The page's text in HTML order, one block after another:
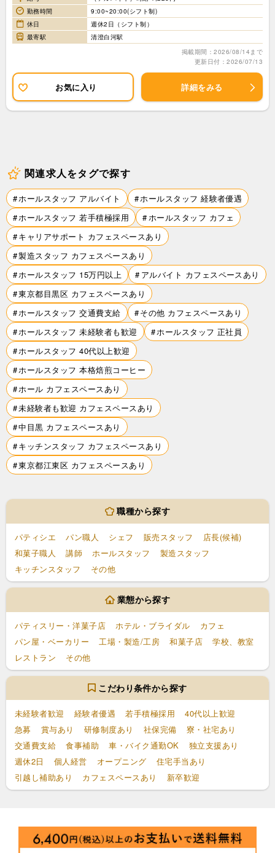
勤務時間
9:00~20:00(シフト制)
休日
週休2日（シフト制）
最寄駅
清澄白河駅
掲載期間：2026/08/14まで
更新日付：2026/07/13
お気に入り 詳細をみる
関連求人をタグで探す
ホールスタッフ アルバイト
ホールスタッフ 経験者優遇
ホールスタッフ 若手積極採用
ホールスタッフ カフェ
キャリアサポート カフェスペースあり
製造スタッフ カフェスペースあり
ホールスタッフ 15万円以上
アルバイト カフェスペースあり
東京都目黒区 カフェスペースあり
ホールスタッフ 交通費支給
その他 カフェスペースあり
ホールスタッフ 未経験者も歓迎
ホールスタッフ 正社員
ホールスタッフ 40代以上歓迎
ホールスタッフ 本格焙煎コーヒー
ホール カフェスペースあり
未経験者も歓迎 カフェスペースあり
中目黒 カフェスペースあり
キッチンスタッフ カフェスペースあり
東京都江東区 カフェスペースあり
職種から探す
パティシエ パン職人 シェフ 販売スタッフ
店長(候補)
和菓子職人
講師 ホールスタッフ
製造スタッフ
キッチンスタッフ
その他
業態から探す
パティスリー・洋菓子店 ホテル・ブライダル
カフェ
パン屋・ベーカリー
工場・製造/工房 和菓子店
学校、教室
レストラン
その他
こだわり条件から探す
未経験者歓迎 経験者優遇 若手積極採用
40代以上歓迎
急募
賞与あり 研修制度あり 社保完備
寮・社宅あり
交通費支給
食事補助 車・バイク通勤OK
独立支援あり
週休2日
個人経営 オープニング
住宅手当あり
引越し補助あり
カフェスペースあり 新卒歓迎